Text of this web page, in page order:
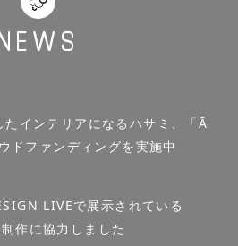
インテリアになるハサミ、「Ā
ファンディングを実施中
LIVEで展示されている
作に協力しました